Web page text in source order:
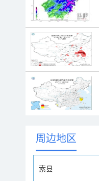
周边地区
索县